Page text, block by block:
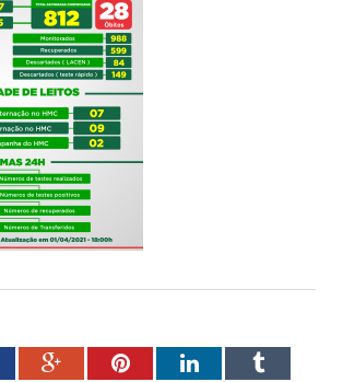
Google+PinterestLinkedInTumblr